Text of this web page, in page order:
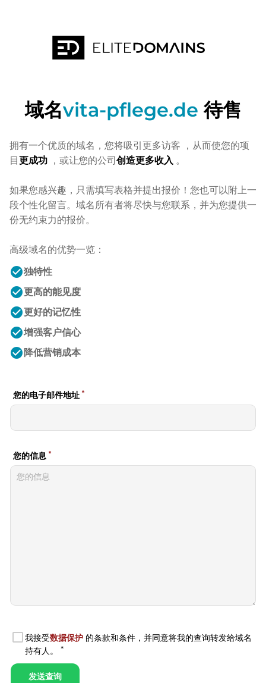
域名vita-pflege.de 待售
拥有一个优质的域名，您将吸引更多访客 ，从而使您的项
目更成功 ，或让您的公司创造更多收入 。
如果您感兴趣，只需填写表格并提出报价！您也可以附上一
段个性化留言。域名所有者将尽快与您联系，并为您提供一
份无约束力的报价。
高级域名的优势一览：
check_circle独特性
check_circle更高的能见度
check_circle更好的记忆性
check_circle增强客户信心
check_circle 降低营销成本